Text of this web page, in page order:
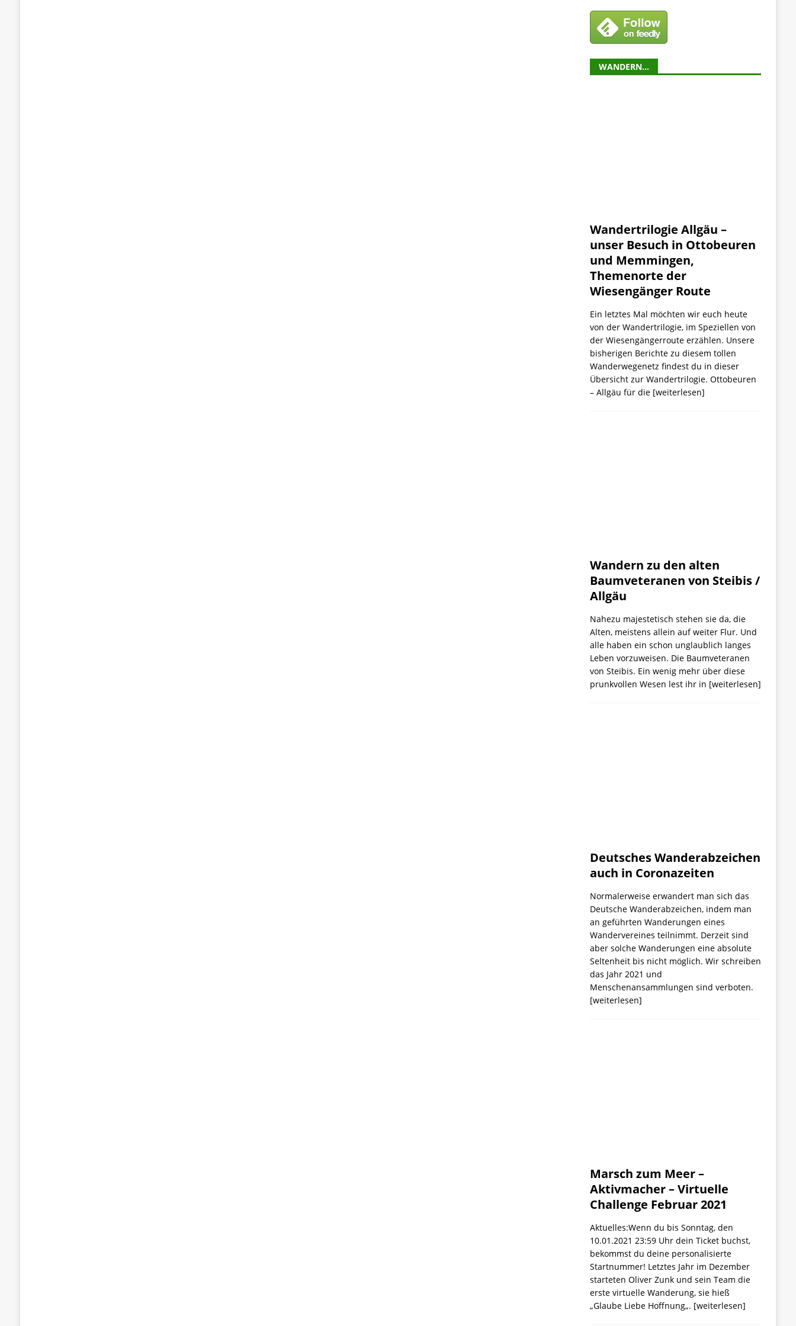
WANDERN…
Wandertrilogie Allgäu –
unser Besuch in Ottobeuren
und Memmingen,
Themenorte der
Wiesengänger Route
Ein letztes Mal möchten wir euch heute
von der Wandertrilogie, im Speziellen von
der Wiesengängerroute erzählen. Unsere
bisherigen Berichte zu diesem tollen
Wanderwegenetz findest du in dieser
Übersicht zur Wandertrilogie. Ottobeuren
– Allgäu für die [weiterlesen]
Wandern zu den alten
Baumveteranen von Steibis /
Allgäu
Nahezu majestetisch stehen sie da, die
Alten, meistens allein auf weiter Flur. Und
alle haben ein schon unglaublich langes
Leben vorzuweisen. Die Baumveteranen
von Steibis. Ein wenig mehr über diese
prunkvollen Wesen lest ihr in [weiterlesen]
Deutsches Wanderabzeichen
auch in Coronazeiten
Normalerweise erwandert man sich das
Deutsche Wanderabzeichen, indem man
an geführten Wanderungen eines
Wandervereines teilnimmt. Derzeit sind
aber solche Wanderungen eine absolute
Seltenheit bis nicht möglich. Wir schreiben
das Jahr 2021 und
Menschenansammlungen sind verboten.
[weiterlesen]
Marsch zum Meer –
Aktivmacher – Virtuelle
Challenge Februar 2021
Aktuelles:Wenn du bis Sonntag, den
10.01.2021 23:59 Uhr dein Ticket buchst,
bekommst du deine personalisierte
Startnummer! Letztes Jahr im Dezember
starteten Oliver Zunk und sein Team die
erste virtuelle Wanderung, sie hieß
„Glaube Liebe Hoffnung„. [weiterlesen]